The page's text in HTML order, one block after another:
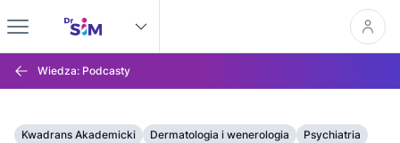
Wiedza: Podcasty
Kwadrans Akademicki Dermatologia i wenerologia Psychiatria